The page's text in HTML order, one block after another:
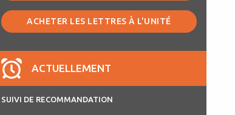
ACHETER LES LETTRES À L'UNITÉ
ACTUELLEMENT
SUIVI DE RECOMMANDATION